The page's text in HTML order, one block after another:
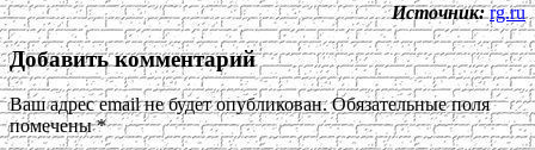
Источник: rg.ru
Добавить комментарий
Ваш адрес email не будет опубликован. Обязательные поля
помечены*